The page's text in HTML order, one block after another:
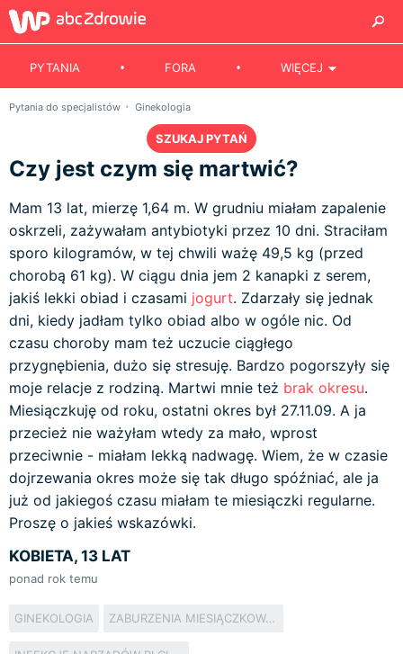
PYTANIA FORA WIĘCEJ
Pytania do specjalistów Ginekologia
SZUKAJ PYTAŃ
Czy jest czym się martwić?
Mam 13 lat, mierzę 1,64 m. W grudniu miałam zapalenie
oskrzeli, zażywałam antybiotyki przez 10 dni. Straciłam
sporo kilogramów, w tej chwili ważę 49,5 kg (przed
chorobą 61 kg). W ciągu dnia jem 2 kanapki z serem,
jakiś lekki obiad i czasami jogurt. Zdarzały się jednak
dni, kiedy jadłam tylko obiad albo w ogóle nic. Od
czasu choroby mam też uczucie ciągłego
przygnębienia, dużo się stresuję. Bardzo pogorszyły się
moje relacje z rodziną. Martwi mnie też brak okresu.
Miesiączkuję od roku, ostatni okres był 27.11.09. A ja
przecież nie ważyłam wtedy za mało, wprost
przeciwnie - miałam lekką nadwagę. Wiem, że w czasie
dojrzewania okres może się tak długo spóźniać, ale ja
już od jakiegoś czasu miałam te miesiączki regularne.
Proszę o jakieś wskazówki.
KOBIETA, 13 LAT
ponad rok temu
GINEKOLOGIA ZABURZENIA MIESIĄCZKOWANIA